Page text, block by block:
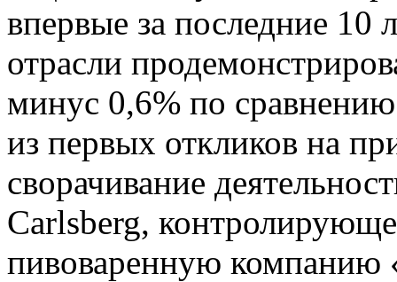
впервые за последние 10
отрасли
минус 0,6% по
из первых откликов на
сворачивание
Carlsberg,
пивоваренную компанию